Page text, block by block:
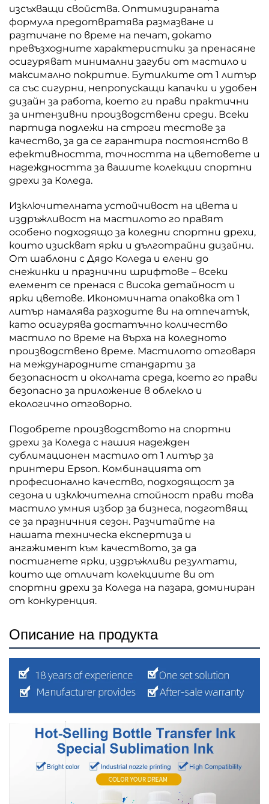
изсъхващи свойства. Оптимизираната
формула предотвратява размазване и
разтичане по време на печат, докато
превъзходните характеристики за пренасяне
осигуряват минимални загуби от мастило и
максимално покритие. Бутилките от 1 литър
са със сигурни, непропускащи капачки и удобен
дизайн за работа, което ги прави практични
за интензивни производствени среди. Всеки
партида подлежи на строги тестове за
качество, за да се гарантира постоянство в
ефективността, точността на цветовете и
надеждността за вашите колекции спортни
дрехи за Коледа.
Изключителната устойчивост на цвета и
издръжливост на мастилото го правят
особено подходящо за коледни спортни дрехи,
които изискват ярки и дълготрайни дизайни.
От шаблони с Дядо Коледа и елени до
снежинки и празнични шрифтове – всеки
елемент се пренася с висока детайност и
ярки цветове. Икономичната опаковка от 1
литър намалява разходите ви на отпечатък,
като осигурява достатъчно количество
мастило по време на върха на коледното
производствено време. Мастилото отговаря
на международните стандарти за
безопасност и околната среда, което го прави
безопасно за приложение в облекло и
екологично отговорно.
Подобрете производството на спортни
дрехи за Коледа с нашия надежден
сублимационен мастило от 1 литър за
принтери Epson. Комбинацията от
професионално качество, подходящост за
сезона и изключителна стойност прави това
мастило умния избор за бизнеса, подготвящ
се за празничния сезон. Разчитайте на
нашата техническа експертиза и
ангажимент към качеството, за да
постигнете ярки, издръжливи резултати,
които ще отличат колекциите ви от
спортни дрехи за Коледа на пазара, доминиран
от конкуренция.
Описание на продукта